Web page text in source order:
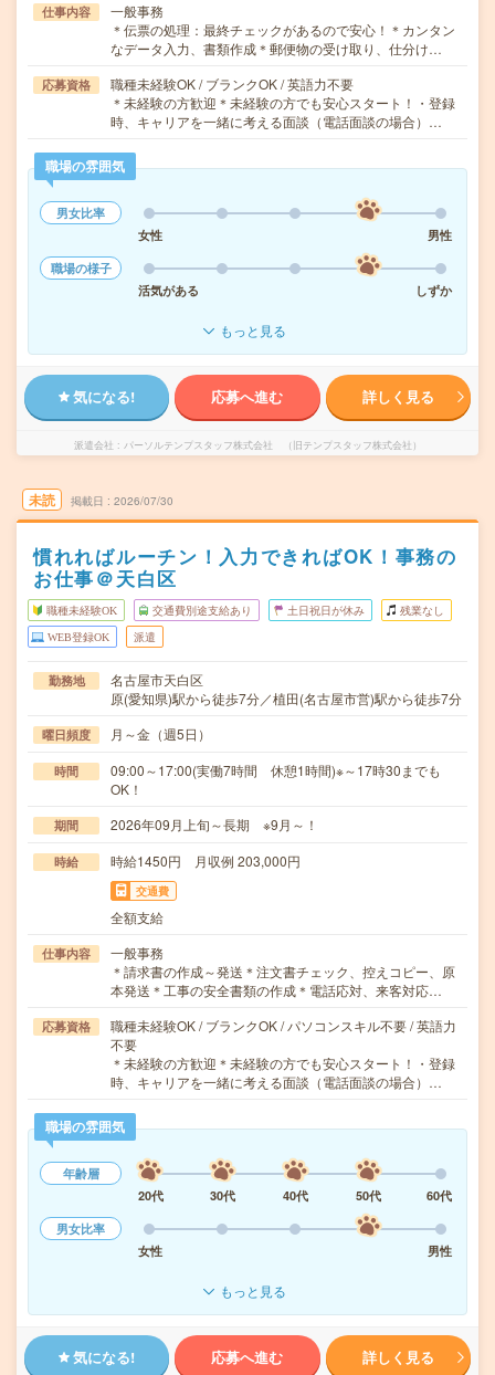
仕事内容
一般事務
＊伝票の処理：最終チェックがあるので安心！＊カンタン
なデータ入力、書類作成＊郵便物の受け取り、仕分け…
応募資格
職種未経験OK / ブランクOK / 英語力不要
＊未経験の方歓迎＊未経験の方でも安心スタート！・登録
時、キャリアを一緒に考える面談（電話面談の場合）…
職場の雰囲気
男女比率
女性
男性
職場の様子
活気がある
しずか
もっと見る
気になる! 応募へ進む 詳しく見る
派遣会社 パーソルテンプスタッフ株式会社 （旧テンプスタッフ株式会社）
未読 掲載日 2026/07/30
慣れればルーチン！入力できればOK！事務の
お仕事＠天白区
職種未経験OK 交通費別途支給あり 土日祝日が休み 残業なし
WEB登録OK 派遣
勤務地
名古屋市天白区
原(愛知県)駅から徒歩7分／植田(名古屋市営)駅から徒歩7分
曜日頻度 月～金（週5日）
時間
09:00～17:00(実働7時間 休憩1時間)※～17時30までも
OK！
期間 2026年09月上旬～長期 ※9月～！
時給 時給1450円 月収例 203,000円
交通費
全額支給
仕事内容
一般事務
＊請求書の作成～発送＊注文書チェック、控えコピー、原
本発送＊工事の安全書類の作成＊電話応対、来客対応…
応募資格
職種未経験OK / ブランクOK / パソコンスキル不要 / 英語力
不要
＊未経験の方歓迎＊未経験の方でも安心スタート！・登録
時、キャリアを一緒に考える面談（電話面談の場合）…
職場の雰囲気
年齢層
20代
30代 40代 50代
60代
男女比率
女性
男性
もっと見る
気になる! 応募へ進む 詳しく見る